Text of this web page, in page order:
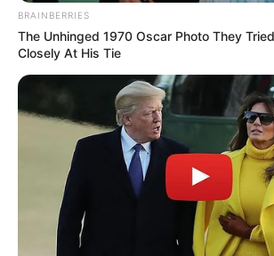
Bikin Ngakak, 10 Potret
Cosplay Murah Pakai Bahan
Seadanya
BRAINBERRIES
The Unhinged 1970 Oscar Photo They
Closely At His Tie